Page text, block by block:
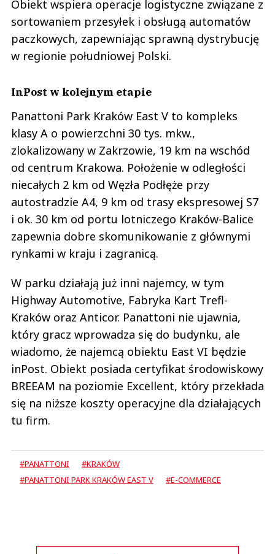
Obiekt wspiera operacje logistyczne związane z
sortowaniem przesyłek i obsługą automatów
paczkowych, zapewniając sprawną dystrybucję
w regionie południowej Polski.
InPost w kolejnym etapie
Panattoni Park Kraków East V to kompleks
klasy A o powierzchni 30 tys. mkw.,
zlokalizowany w Zakrzowie, 19 km na wschód
od centrum Krakowa. Położenie w odległości
niecałych 2 km od Węzła Podłęże przy
autostradzie A4, 9 km od trasy ekspresowej S7
i ok. 30 km od portu lotniczego Kraków-Balice
zapewnia dobre skomunikowanie z głównymi
rynkami w kraju i zagranicą.
W parku działają już inni najemcy, w tym
Highway Automotive, Fabryka Kart Trefl-
Kraków oraz Anticor. Panattoni nie ujawnia,
który gracz wprowadza się do budynku, ale
wiadomo, że najemcą obiektu East VI będzie
inPost. Obiekt posiada certyfikat środowiskowy
BREEAM na poziomie Excellent, który przekłada
się na niższe koszty operacyjne dla działających
tu firm.
#PANATTONI
#KRAKÓW
#PANATTONI PARK KRAKÓW EAST V
#E-COMMERCE